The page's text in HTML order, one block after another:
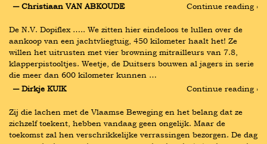
― Christiaan VAN ABKOUDE
Continue reading ›
De N.V. Dopiflex ….. We zitten hier eindeloos te lullen over de
aankoop van een jachtvliegtuig, 450 kilometer haalt het! Ze
willen het uitrusten met vier browning mitrailleurs van 7.8,
klapperpistooltjes. Weetje, de Duitsers bouwen al jagers in serie
die meer dan 600 kilometer kunnen …
― Dirkje KUIK
Continue reading ›
Zij die lachen met de Vlaamse Beweging en het belang dat ze
zichzelf toekent, hebben vandaag geen ongelijk. Maar de
toekomst zal hen verschrikkelijke verrassingen bezorgen. De dag